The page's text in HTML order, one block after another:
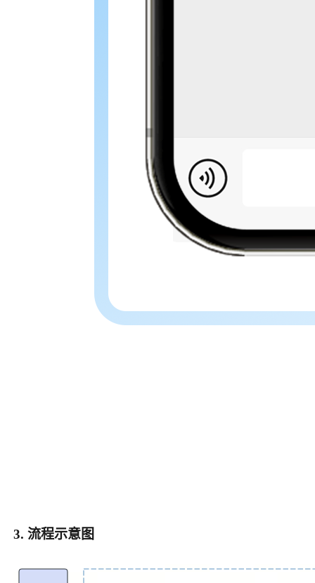
3. 流程示意图